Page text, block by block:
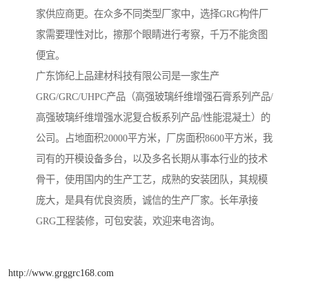
家供应商更。在众多不同类型厂家中，选择GRG构件厂
家需要理性对比，擦那个眼睛进行考察，千万不能贪图
便宜。
广东饰纪上品建材科技有限公司是一家生产
GRG/GRC/UHPC产品（高强玻璃纤维增强石膏系列产品/
高强玻璃纤维增强水泥复合板系列产品/性能混凝土）的
公司。占地面积20000平方米，厂房面积8600平方米，我
司有的开模设备多台，以及多名长期从事本行业的技术
骨干，使用国内的生产工艺，成熟的安装团队，其规模
庞大，是具有优良资质，诚信的生产厂家。长年承接
GRG工程装修，可包安装，欢迎来电咨询。
http://www.grggrc168.com